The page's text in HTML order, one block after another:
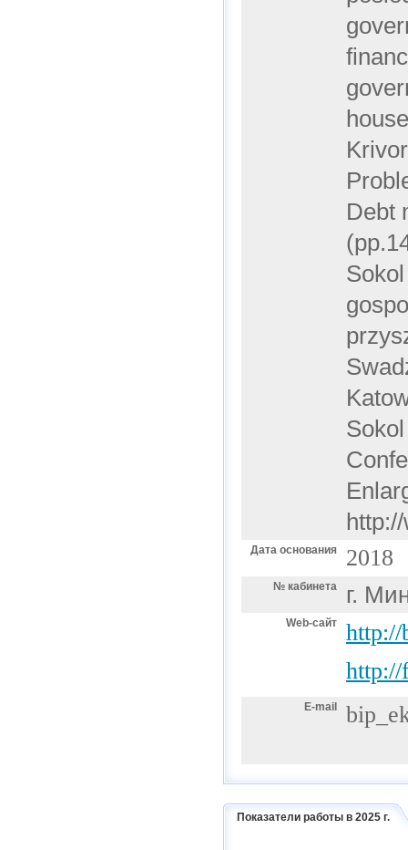
Debt
Дата основания 2018
№ кабинета г.
Web-сайт
http://
http://
E-mail
Показатели работы в 2025 г.